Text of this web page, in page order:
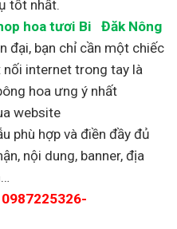
tốt nhất.
hoa tươi Bi Đăk Nông
đại, bạn chỉ cần một chiếc
internet trong tay là
hoa ưng ý nhất
website
phù hợp và điền đầy đủ
nội dung, banner, địa
0987225326-